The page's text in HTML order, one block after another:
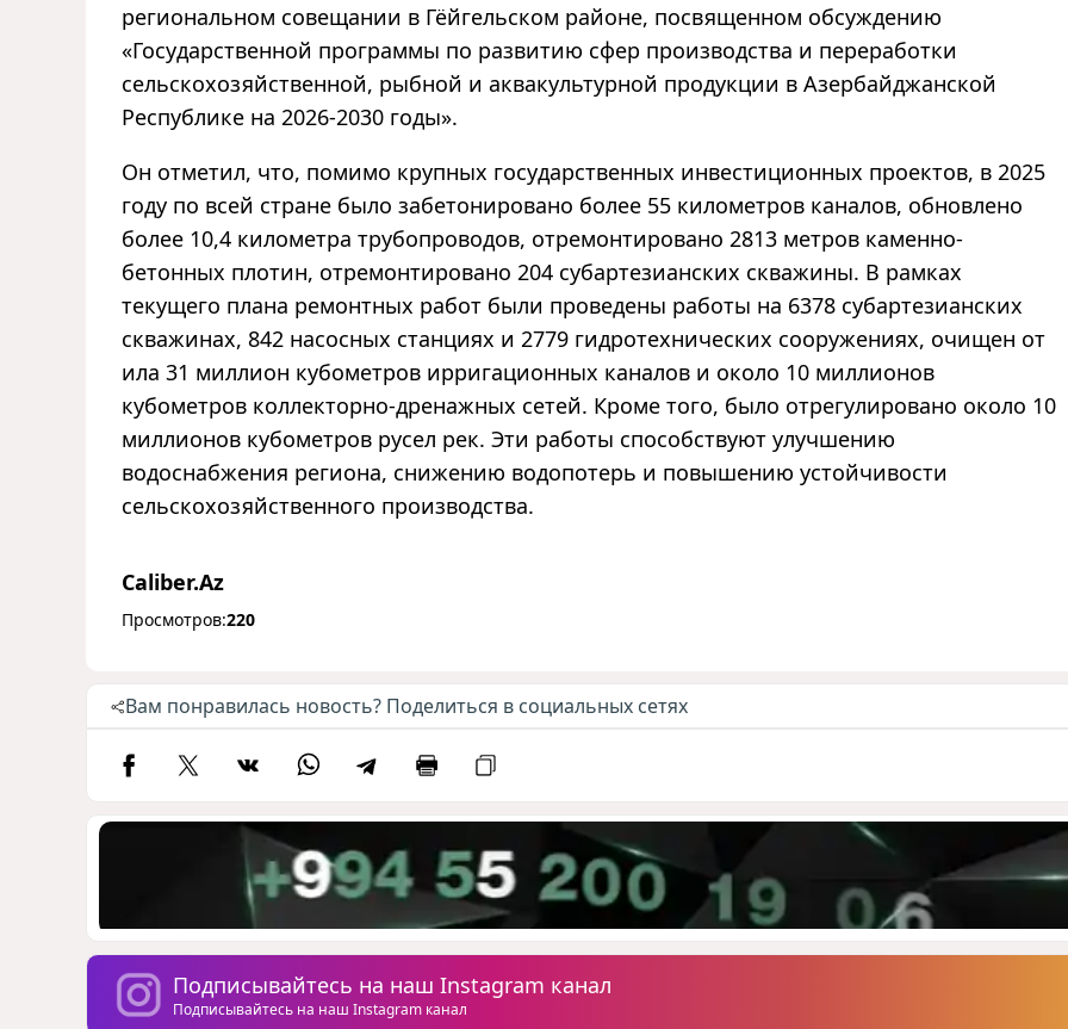
региональном совещании в Гёйгельском районе, посвященном обсуждению
«Государственной программы по развитию сфер производства и переработки
сельскохозяйственной, рыбной и аквакультурной продукции в Азербайджанской
Республике на 2026-2030 годы».
Он отметил, что, помимо крупных государственных инвестиционных проектов, в 2025
году по всей стране было забетонировано более 55 километров каналов, обновлено
более 10,4 километра трубопроводов, отремонтировано 2813 метров каменно-
бетонных плотин, отремонтировано 204 субартезианских скважины. В рамках
текущего плана ремонтных работ были проведены работы на 6378 субартезианских
скважинах, 842 насосных станциях и 2779 гидротехнических сооружениях, очищен от
ила 31 миллион кубометров ирригационных каналов и около 10 миллионов
кубометров коллекторно-дренажных сетей. Кроме того, было отрегулировано около 10
миллионов кубометров русел рек. Эти работы способствуют улучшению
водоснабжения региона, снижению водопотерь и повышению устойчивости
сельскохозяйственного производства.
Caliber.Az
Просмотров:220
Вам понравилась новость? Поделиться в социальных сетях
Подписывайтесь на наш Instagram канал
Подписывайтесь на наш Instagram канал